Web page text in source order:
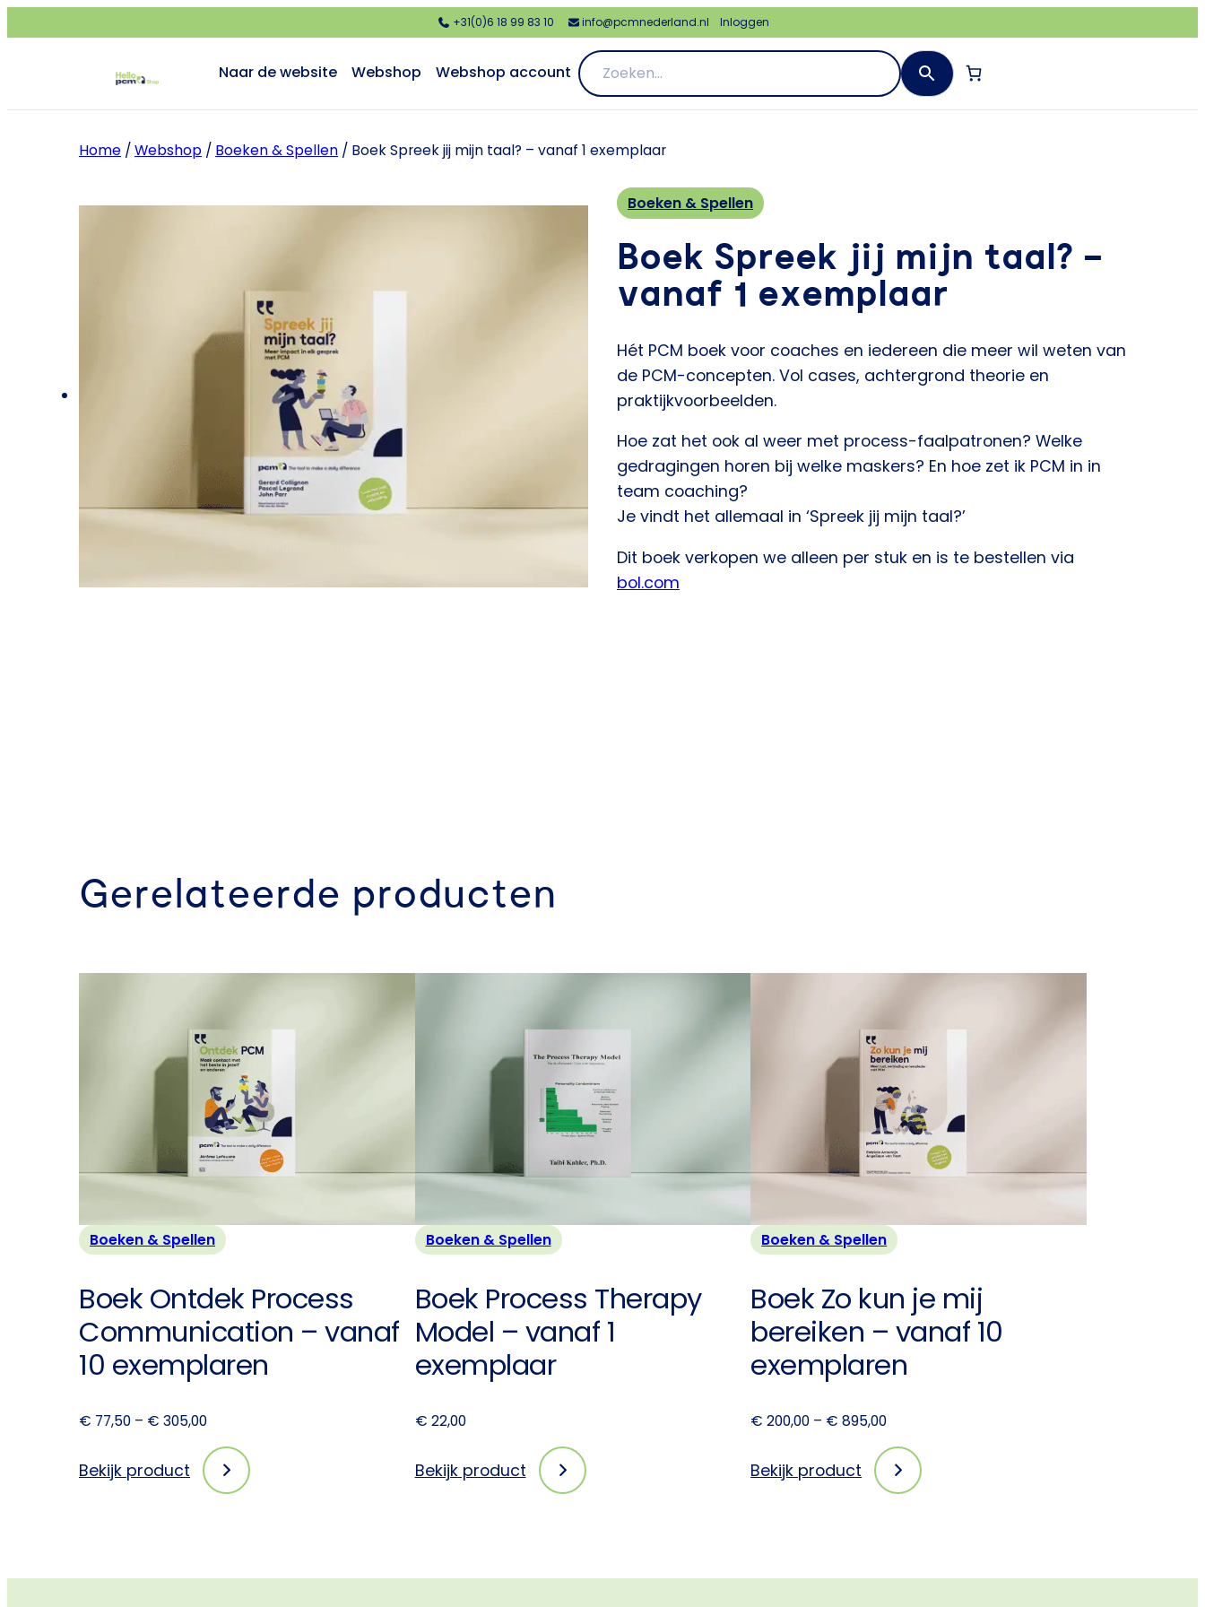
+31(0)6 18 99 83 10 info@pcmnederland.nl Inloggen
Naar de website Webshop Webshop account
Home /Webshop / Boeken & Spellen / Boek Spreek jij mijn taal? – vanaf 1 exemplaar
Boeken & Spellen
Boek Spreek jij mijn taal? –
vanaf 1 exemplaar
Hét PCM boek voor coaches en iedereen die meer wil weten van
de PCM-concepten. Vol cases, achtergrond theorie en
praktijkvoorbeelden.​
​Hoe zat het ook al weer met process-faalpatronen? Welke
gedragingen horen bij welke maskers? En hoe zet ik PCM in in
team coaching?​
Je vindt het allemaal in ‘Spreek jij mijn taal?’
Dit boek verkopen we alleen per stuk en is te bestellen via
bol.com
Gerelateerde producten
Boeken & Spellen
Boek Ontdek Process
Communication – vanaf
10 exemplaren
€ 77,50 – € 305,00Prijsklasse:
€ 77,50
tot
€ 305,00
Bekijk product
:
Communication
Boeken & Spellen
Boek Process Therapy
Model – vanaf 1
exemplaar
€ 22,00
Bekijk product
:
Model
Boeken & Spellen
Boek Zo kun je mij
bereiken – vanaf 10
exemplaren
€ 200,00 – € 895,00Prijsklasse:
€ 200,00
tot
€ 895,00
Bekijk product
:
je